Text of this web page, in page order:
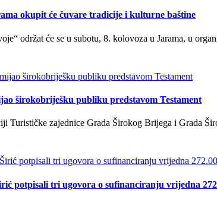
okupit će čuvare tradicije i kulturne baštine
održat će se u subotu, 8. kolovoza u Jarama, u
širokobriješku publiku predstavom Testament
Turističke zajednice Grada Širokog Brijega i Grada
potpisali tri ugovora o sufinanciranju vrijedna